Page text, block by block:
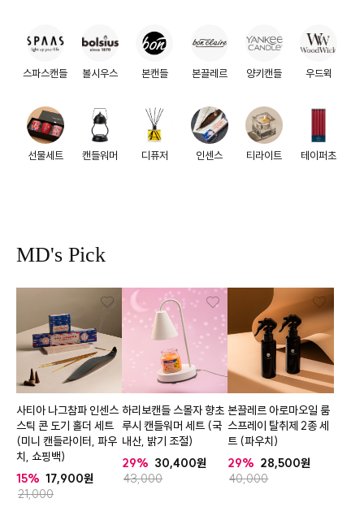
스파스캔들 볼시우스 본캔들 본끌레르 양키캔들 우드윅
선물세트 캔들워머 디퓨저 인센스 티라이트 테이퍼초
MD's Pick
사티아 나그참파 인센스
스틱 콘 도기 홀더 세트
(미니 캔들라이터, 파우
치, 쇼핑백)
15% 17,900
21,000
하리보캔들 스몰자 향초
루시 캔들워머 세트 (국
내산, 밝기 조절)
29% 30,400
43,000
본끌레르 아로마오일 룸
스프레이 탈취제 2종 세
트 (파우치)
29% 28,500
40,000